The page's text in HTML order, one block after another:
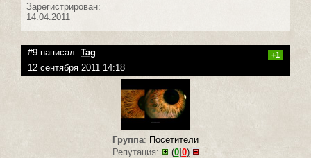
Зарегистрирован:
14.04.2011
#9 написал: Tag +1
12 сентября 2011 14:18
Группа: Посетители
Репутация:
(0| 0)